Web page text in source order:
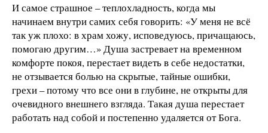
И самое страшное – теплохладность, когда мы
начинаем внутри самих себя говорить: «У меня не всё
так уж плохо: в храм хожу, исповедуюсь, причащаюсь,
помогаю другим…» Душа застревает на временном
комфорте покоя, перестает видеть в себе недостатки,
не отзывается болью на скрытые, тайные ошибки,
грехи – потому что все они в глубине, не открыты для
очевидного внешнего взгляда. Такая душа перестает
работать над собой и постепенно удаляется от Бога.